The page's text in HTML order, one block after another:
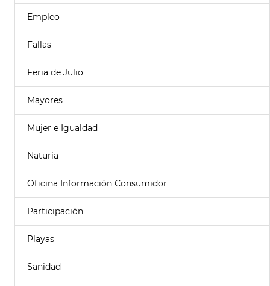
Empleo
Fallas
Feria de Julio
Mayores
Mujer e Igualdad
Naturia
Oficina Información Consumidor
Participación
Playas
Sanidad